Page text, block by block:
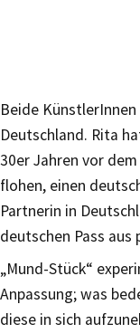
Beide
Deutschland. Rita
30er Jahren vor
flohen, einen
Partnerin in
deutschen Pass
„Mund-Stück“
Anpassung; was
diese in sich